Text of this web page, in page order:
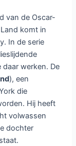
van de Oscar-
komt in
In de serie
daar werken. De
), een
die
Hij heeft
volwassen
dochter